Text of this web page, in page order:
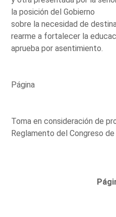
la posición del Gobierno
sobre la necesidad de
rearme a fortalecer la
aprueba por asentimiento.
Página
Toma en consideración de
Reglamento del Congreso